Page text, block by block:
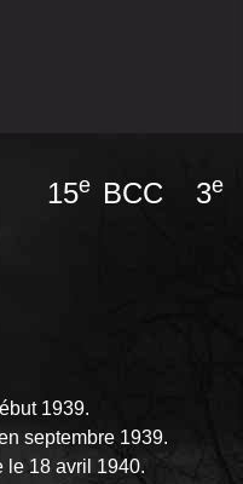
15e BCC 3e
1939.
septembre 1939.
le 18 avril 1940.